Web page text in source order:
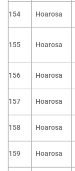
154 Hoarosa
155 Hoarosa
156 Hoarosa
157 Hoarosa
158 Hoarosa
159 Hoarosa